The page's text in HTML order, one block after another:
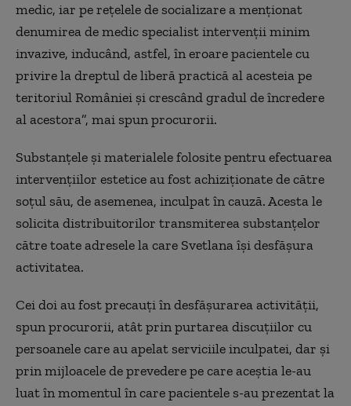
medic, iar pe rețelele de socializare a menționat
denumirea de medic specialist intervenții minim
invazive, inducând, astfel, în eroare pacientele cu
privire la dreptul de liberă practică al acesteia pe
teritoriul României și crescând gradul de încredere
al acestora”, mai spun procurorii.
Substanțele și materialele folosite pentru efectuarea
intervențiilor estetice au fost achiziționate de către
soțul său, de asemenea, inculpat în cauză. Acesta le
solicita distribuitorilor transmiterea substanțelor
către toate adresele la care Svetlana își desfășura
activitatea.
Cei doi au fost precauți în desfășurarea activității,
spun procurorii, atât prin purtarea discuțiilor cu
persoanele care au apelat serviciile inculpatei, dar și
prin mijloacele de prevedere pe care aceștia le-au
luat în momentul în care pacientele s-au prezentat la